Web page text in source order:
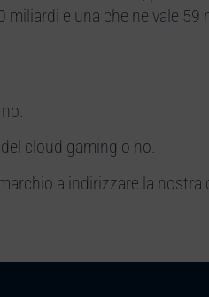
e una che ne vale
cloud gaming o no.
a indirizzare la